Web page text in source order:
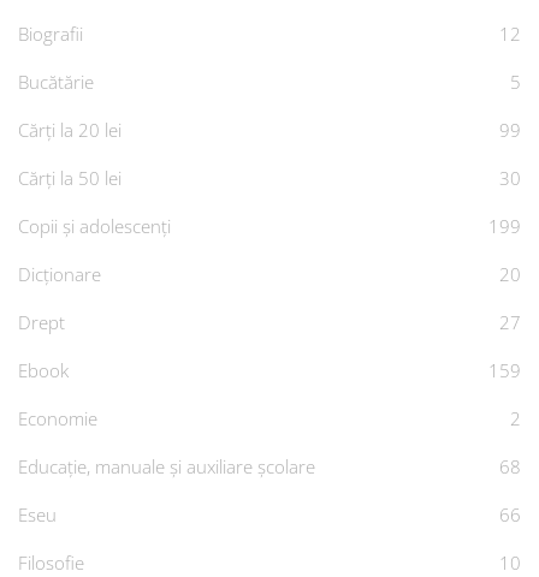
Biografii
12
Bucătărie
5
Cărți la 20 lei
99
Cărți la 50 lei
30
Copii și adolescenți
199
Dicționare
20
Drept
27
Ebook
159
Economie
2
Educație, manuale și auxiliare școlare
68
Eseu
66
Filosofie
10